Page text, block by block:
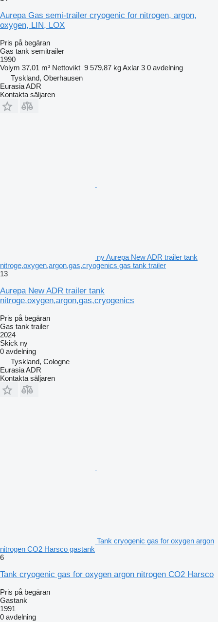
Aurepa Gas semi-trailer cryogenic for nitrogen, argon,
oxygen, LIN, LOX
Pris på begäran
Gas tank semitrailer
1990
Volym 37,01 m³ Nettovikt 9 579,87 kgAxlar 3 0 avdelning
Tyskland, Oberhausen
Eurasia ADR
Kontakta säljaren
ny Aurepa New ADR trailer tank
nitroge,oxygen,argon,gas,cryogenics gas tank trailer
13
Aurepa New ADR trailer tank
nitroge,oxygen,argon,gas,cryogenics
Pris på begäran
Gas tank trailer
2024
Skick ny
0 avdelning
Tyskland, Cologne
Eurasia ADR
Kontakta säljaren
Tank cryogenic gas for oxygen argon
nitrogen CO2 Harsco gastank
6
Tank cryogenic gas for oxygen argon nitrogen CO2 Harsco
Pris på begäran
Gastank
1991
0 avdelning